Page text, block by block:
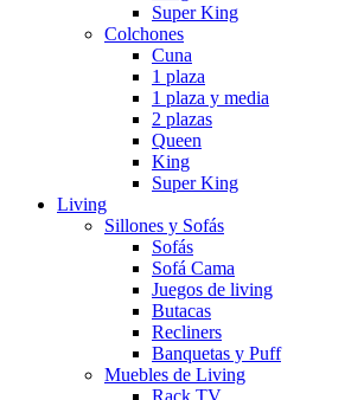
Super King
Colchones
Cuna
1 plaza
1 plaza y media
2 plazas
Queen
King
Super King
Living
Sillones y Sofás
Sofás
Sofá Cama
Juegos de living
Butacas
Recliners
Banquetas y Puff
Muebles de Living
Rack TV